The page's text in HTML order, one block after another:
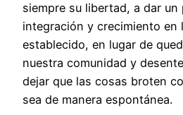
siempre su libertad, a dar un
integración y crecimiento en
establecido, en lugar de
nuestra comunidad y
dejar que las cosas broten
sea de manera espontánea.